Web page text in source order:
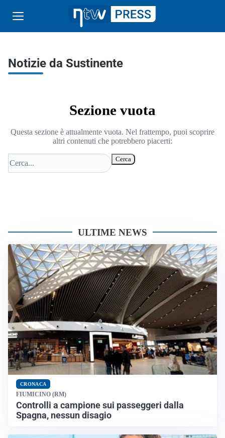
Notizie da Sustinente
Sezione vuota
Questa sezione è attualmente vuota. Nel frattempo, puoi scoprire
altri contenuti che potrebbero piacerti:
Cerca
ULTIME NEWS
CRONACA
FIUMICINO (RM)
Controlli a campione sui passeggeri dalla
Spagna, nessun disagio